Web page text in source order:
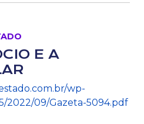
E A
wp-
2022/09/Gazeta-5094.pdf